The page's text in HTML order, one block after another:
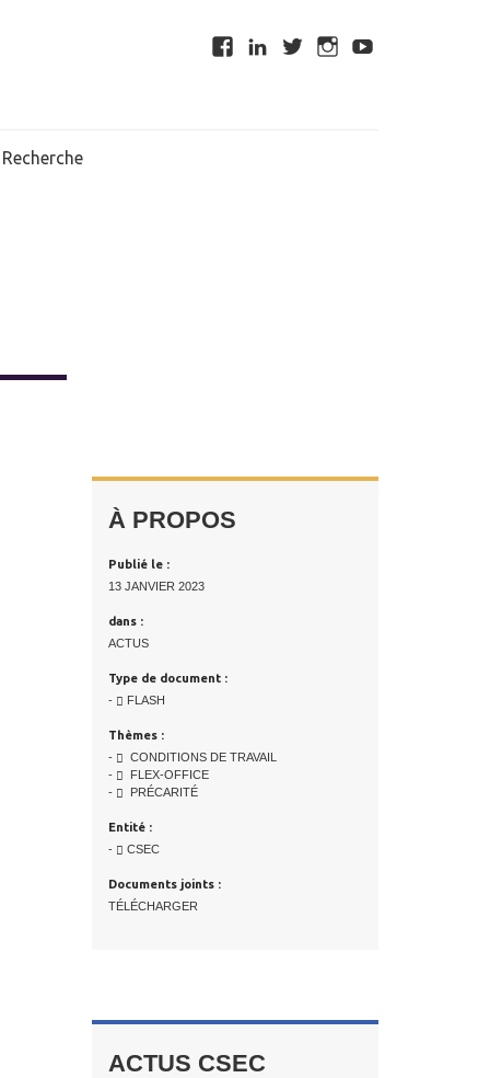
Recherche
À PROPOS
Publié le :
13 JANVIER 2023
dans :
ACTUS
Type de document :
-
FLASH
Thèmes :
-
CONDITIONS DE TRAVAIL
-
FLEX-OFFICE
-
PRÉCARITÉ
Entité :
-
CSEC
Documents joints :
TÉLÉCHARGER
ACTUS CSEC